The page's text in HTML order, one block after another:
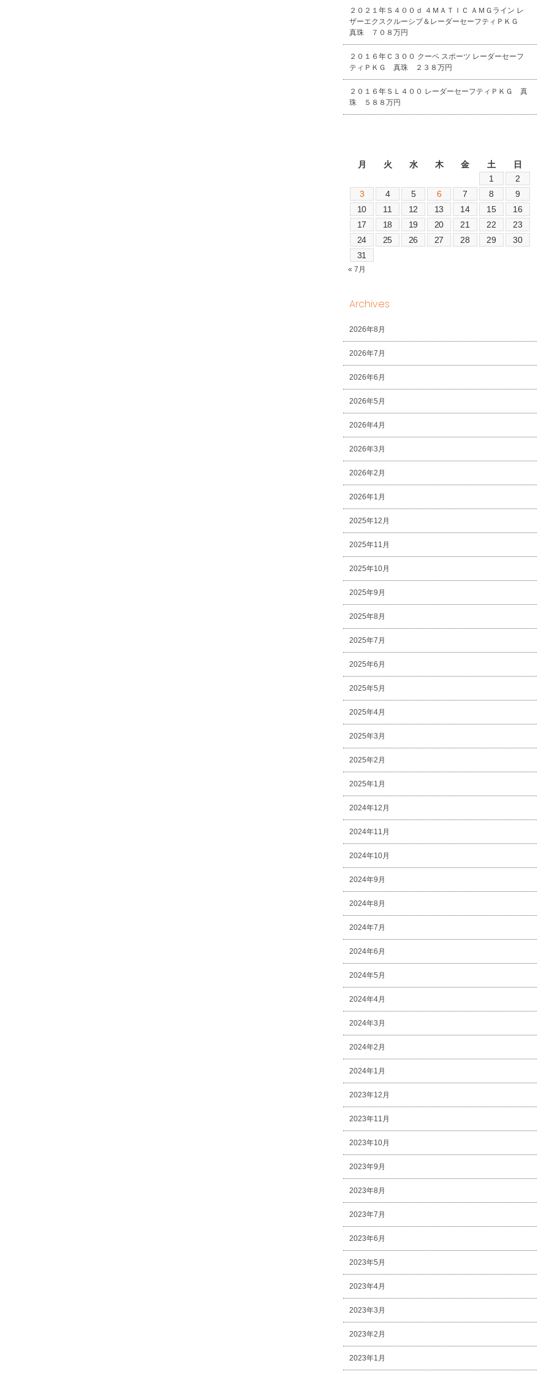
２０２１年Ｓ４００ｄ ４ＭＡＴＩＣ ＡＭＧライン レ
ザーエクスクルーシブ＆レーダーセーフティＰＫＧ
真珠 ７０８万円
２０１６年Ｃ３００ クーペ スポーツ レーダーセーフ
ティＰＫＧ 真珠 ２３８万円
２０１６年ＳＬ４００ レーダーセーフティＰＫＧ 真
珠 ５８８万円
月
火 水 木 金 土
日
1
2
3
4 5 6 7 8
9
10
11 12 13 14 15
16
17
18 19 20 21 22
23
24
25 26 27 28 29
30
31
« 7月
Archives
2026年8月
2026年7月
2026年6月
2026年5月
2026年4月
2026年3月
2026年2月
2026年1月
2025年12月
2025年11月
2025年10月
2025年9月
2025年8月
2025年7月
2025年6月
2025年5月
2025年4月
2025年3月
2025年2月
2025年1月
2024年12月
2024年11月
2024年10月
2024年9月
2024年8月
2024年7月
2024年6月
2024年5月
2024年4月
2024年3月
2024年2月
2024年1月
2023年12月
2023年11月
2023年10月
2023年9月
2023年8月
2023年7月
2023年6月
2023年5月
2023年4月
2023年3月
2023年2月
2023年1月